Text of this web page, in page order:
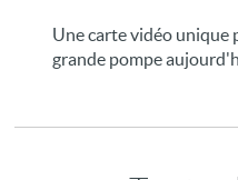
Une carte vidéo unique
grande pompe